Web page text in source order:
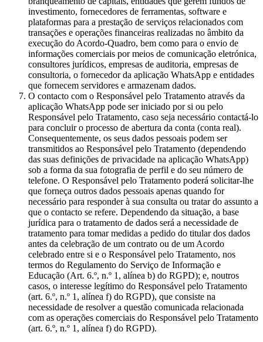
investimento, fornecedores de ferramentas, software e
plataformas para a prestação de serviços relacionados com
transações e operações financeiras realizadas no âmbito da
execução do Acordo-Quadro, bem como para o envio de
informações comerciais por meios de comunicação eletrónica,
consultores jurídicos, empresas de auditoria, empresas de
consultoria, o fornecedor da aplicação WhatsApp e entidades
que fornecem servidores e armazenam dados.
O contacto com o Responsável pelo Tratamento através da
aplicação WhatsApp pode ser iniciado por si ou pelo
Responsável pelo Tratamento, caso seja necessário contactá-lo
para concluir o processo de abertura da conta (conta real).
Consequentemente, os seus dados pessoais podem ser
transmitidos ao Responsável pelo Tratamento (dependendo
das suas definições de privacidade na aplicação WhatsApp)
sob a forma da sua fotografia de perfil e do seu número de
telefone. O Responsável pelo Tratamento poderá solicitar-lhe
que forneça outros dados pessoais apenas quando for
necessário para responder à sua consulta ou tratar do assunto a
que o contacto se refere. Dependendo da situação, a base
jurídica para o tratamento de dados será a necessidade de
tratamento para tomar medidas a pedido do titular dos dados
antes da celebração de um contrato ou de um Acordo
celebrado entre si e o Responsável pelo Tratamento, nos
termos do Regulamento do Serviço de Informação e
Educação (Art. 6.º, n.º 1, alínea b) do RGPD); e, noutros
casos, o interesse legítimo do Responsável pelo Tratamento
(art. 6.º, n.º 1, alínea f) do RGPD), que consiste na
necessidade de resolver a questão comunicada relacionada
com as operações comerciais do Responsável pelo Tratamento
(art. 6.º, n.º 1, alínea f) do RGPD).